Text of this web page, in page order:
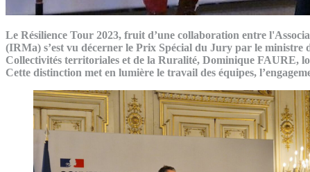
Le Résilience Tour 2023, fruit d’une collaboration entre
(IRMa) s’est vu décerner le Prix Spécial du Jury par le ministre
Collectivités territoriales et de la Ruralité, Dominique FAURE,
Cette distinction met en lumière le travail des équipes,